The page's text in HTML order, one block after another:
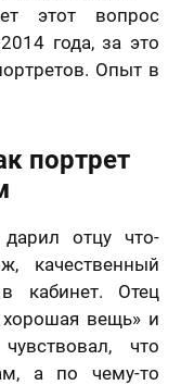
этот вопрос
года, за это
Опыт в
портрет
отцу что-
качественный
кабинет. Отец
вещь» и
что
а по чему-то